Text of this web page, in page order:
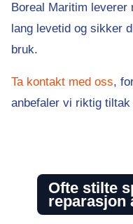
Boreal Maritim
lang levetid og sikker
bruk.
Ta kontakt med oss,
anbefaler vi riktig
Ofte stilte
reparasjon